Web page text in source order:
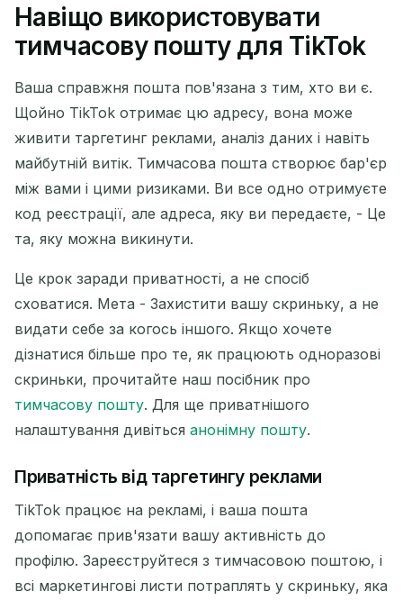
Ваша тимчасова адреса
електронної пошти:
Копіювати QR
Видалити вибране
Змінити електронну пошту Оновити
Наступне оновлення через15 секунд
ВІДПРАВНИК ТЕМА
Очікування вхідних електронних листів...
Навіщо використовувати
тимчасову пошту для TikTok
Ваша справжня пошта пов'язана з тим, хто ви є.
Щойно TikTok отримає цю адресу, вона може
живити таргетинг реклами, аналіз даних і навіть
майбутній витік. Тимчасова пошта створює бар'єр
між вами і цими ризиками. Ви все одно отримуєте
код реєстрації, але адреса, яку ви передаєте, - Це
та, яку можна викинути.
Це крок заради приватності, а не спосіб
сховатися. Мета - Захистити вашу скриньку, а не
видати себе за когось іншого. Якщо хочете
дізнатися більше про те, як працюють одноразові
скриньки, прочитайте наш посібник про
тимчасову пошту. Для ще приватнішого
налаштування дивіться анонімну пошту.
Приватність від таргетингу реклами
TikTok працює на рекламі, і ваша пошта
допомагає прив'язати вашу активність до
профілю. Зареєструйтеся з тимчасовою поштою, і
всі маркетингові листи потраплять у скриньку, яка